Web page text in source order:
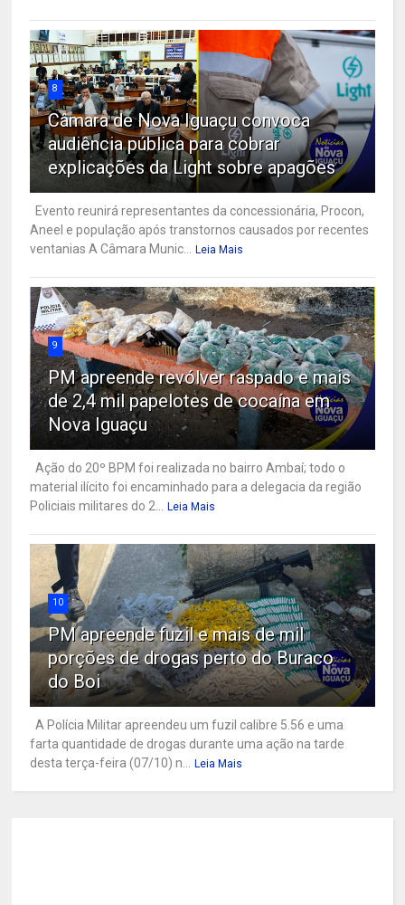
8
Câmara de Nova Iguaçu convoca
audiência pública para cobrar
explicações da Light sobre apagões
Evento reunirá representantes da concessionária, Procon,
Aneel e população após transtornos causados por recentes
ventanias A Câmara Munic...
Leia Mais
9
PM apreende revólver raspado e mais
de 2,4 mil papelotes de cocaína em
Nova Iguaçu
Ação do 20º BPM foi realizada no bairro Ambaí; todo o
material ilícito foi encaminhado para a delegacia da região
Policiais militares do 2...
Leia Mais
10
PM apreende fuzil e mais de mil
porções de drogas perto do Buraco
do Boi
A Polícia Militar apreendeu um fuzil calibre 5.56 e uma
farta quantidade de drogas durante uma ação na tarde
desta terça-feira (07/10) n...
Leia Mais